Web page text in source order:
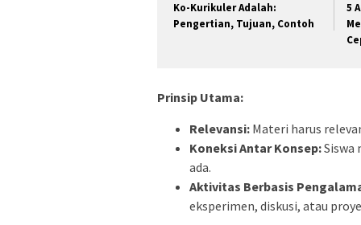
Ko-Kurikuler Adalah:
Pengertian, Tujuan, Contoh
5
Prinsip Utama:
Relevansi: Materi harus
Koneksi Antar Konsep:Siswa
ada.
Aktivitas Berbasis
eksperimen, diskusi, atau